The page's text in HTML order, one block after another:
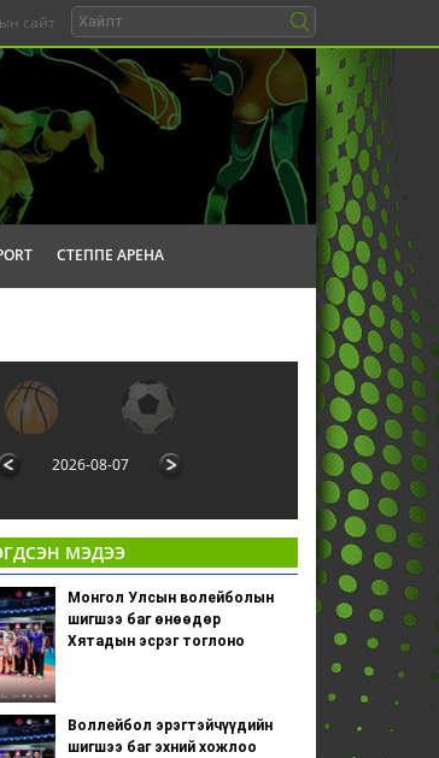
сайт
СТЕППЕ АРЕНА
2026-08-07
МЭДЭЭ
Монгол Улсын волейболын
шигшээ баг өнөөдөр
Хятадын эсрэг тоглоно
Воллейбол эрэгтэйчүүдийн
шигшээ баг эхний хожлоо